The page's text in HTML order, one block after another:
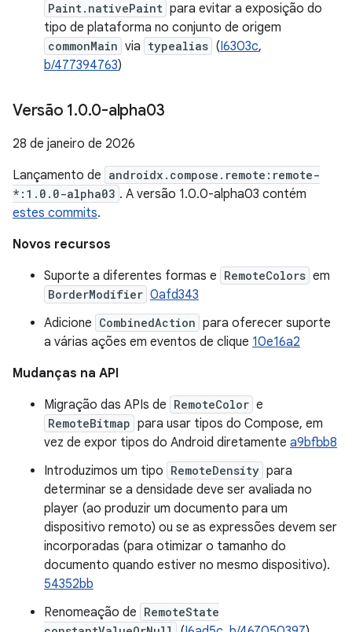
Paint.nativePaint para evitar a exposição do
tipo de plataforma no conjunto de origem
commonMain via typealias (I6303c,
b/477394763)
Versão 1.0.0-alpha03
28 de janeiro de 2026
Lançamento de androidx.compose.remote:remote-
*:1.0.0-alpha03 . A versão 1.0.0-alpha03 contém
estes commits.
Novos recursos
Suporte a diferentes formas e RemoteColors em
BorderModifier 0afd343
Adicione CombinedAction para oferecer suporte
a várias ações em eventos de clique 10e16a2
Mudanças na API
Migração das APIs de RemoteColor e
RemoteBitmap para usar tipos do Compose, em
vez de expor tipos do Android diretamente a9bfbb8
Introduzimos um tipo RemoteDensity para
determinar se a densidade deve ser avaliada no
player (ao produzir um documento para um
dispositivo remoto) ou se as expressões devem ser
incorporadas (para otimizar o tamanho do
documento quando estiver no mesmo dispositivo).
54352bb
Renomeação de RemoteState